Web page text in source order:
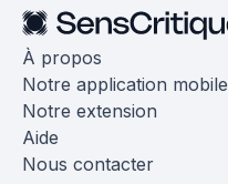
À propos
Notre application mobile
Notre extension
Aide
Nous contacter